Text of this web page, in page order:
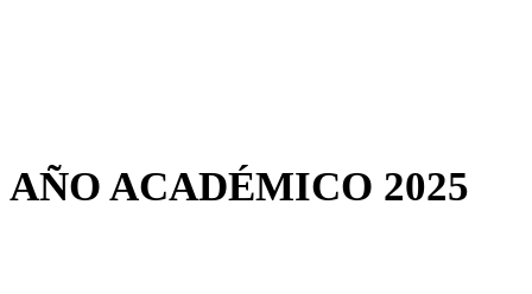
AÑO ACADÉMICO 2025